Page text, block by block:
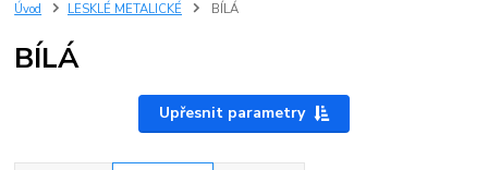
Úvod LESKLÉ METALICKÉ BÍLÁ
BÍLÁ
Upřesnit parametry